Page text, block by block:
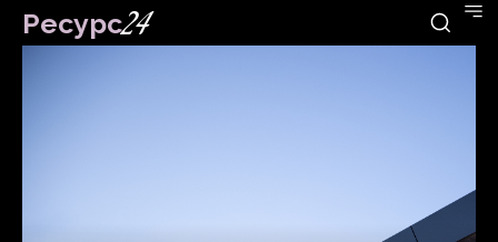
Ресурс24